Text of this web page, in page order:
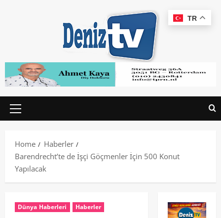
Home
Haberler
Barendrecht’te de İşçi Göçmenler İçin 500 Konut
Yapılacak
Dünya Haberleri Haberler
TR